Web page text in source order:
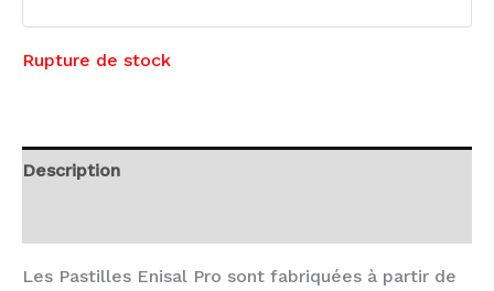
Rupture de stock
Description
Les Pastilles Enisal Pro sont fabriquées à partir de